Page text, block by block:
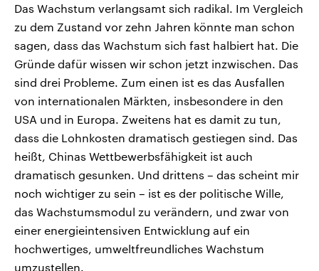
Das Wachstum verlangsamt sich radikal. Im Vergleich
zu dem Zustand vor zehn Jahren könnte man schon
sagen, dass das Wachstum sich fast halbiert hat. Die
Gründe dafür wissen wir schon jetzt inzwischen. Das
sind drei Probleme. Zum einen ist es das Ausfallen
von internationalen Märkten, insbesondere in den
USA und in Europa. Zweitens hat es damit zu tun,
dass die Lohnkosten dramatisch gestiegen sind. Das
heißt, Chinas Wettbewerbsfähigkeit ist auch
dramatisch gesunken. Und drittens – das scheint mir
noch wichtiger zu sein – ist es der politische Wille,
das Wachstumsmodul zu verändern, und zwar von
einer energieintensiven Entwicklung auf ein
hochwertiges, umweltfreundliches Wachstum
umzustellen.